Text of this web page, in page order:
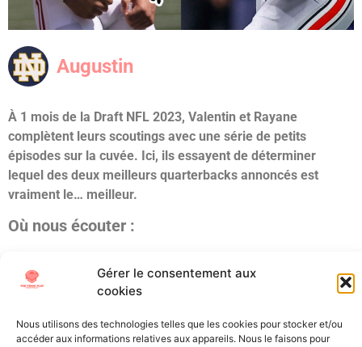
Gérer le consentement aux
cookies
Nous utilisons des technologies telles que les cookies pour stocker et/ou
accéder aux informations relatives aux appareils. Nous le faisons pour
Augustin
À 1 mois de la Draft NFL 2023, Valentin et Rayane
complètent leurs scoutings avec une série de petits
épisodes sur la cuvée. Ici, ils essayent de déterminer
lequel des deux meilleurs quarterbacks annoncés est
vraiment le… meilleur.
Où nous écouter :
Et sur toutes les plateformes de streaming.